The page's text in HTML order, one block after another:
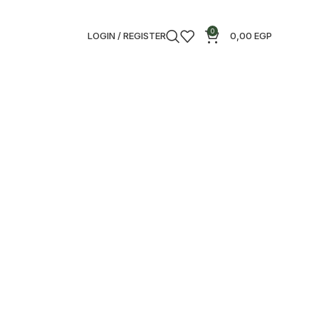
LOGIN / REGISTER 0 0,00 EGP